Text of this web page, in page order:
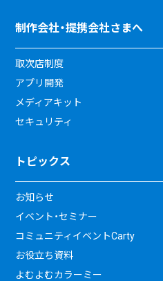
制作会社・提携会社さまへ
取次店制度
アプリ開発
メディアキット
セキュリティ
トピックス
お知らせ
イベント・セミナー
コミュニティイベントCarty
お役立ち資料
よむよむカラーミー